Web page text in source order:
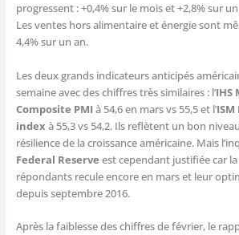
progressent : +0,4% sur le mois et +2,8% sur
Les ventes hors alimentaire et énergie sont
4,4% sur un an.
Les deux grands indicateurs anticipés
semaine avec des chiffres très similaires : l’IHS
Composite PMI à 54,6 en mars vs 55,5 et l’
index à 55,3 vs 54,2. Ils reflètent un bon
résilience de la croissance américaine. Mais
Federal Reserve est cependant justifiée car
répondants recule encore en mars et leur
depuis septembre 2016.
Après la faiblesse des chiffres de février, le